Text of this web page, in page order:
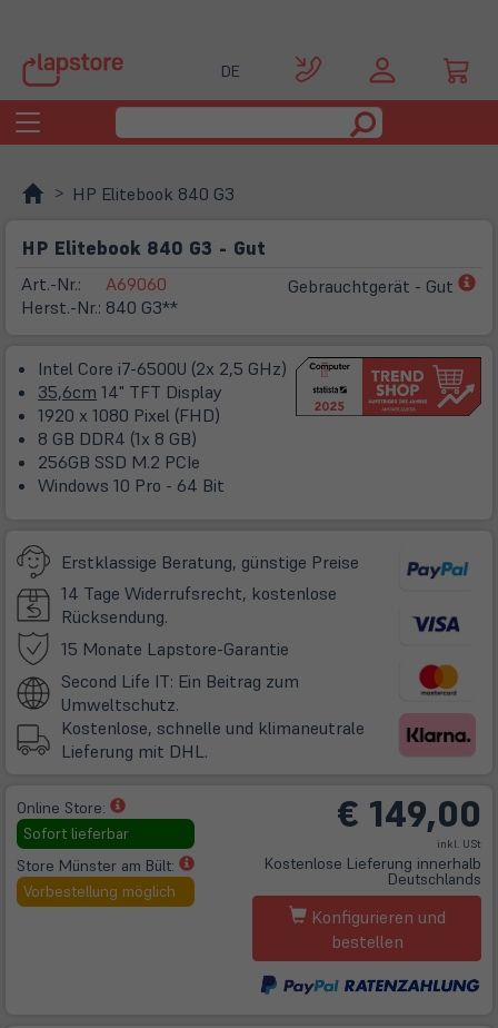
DE
Toggle
navigation
HP Elitebook 840 G3
HP Elitebook 840 G3 - Gut
Art.-Nr.:
Herst.-Nr.:
A69060
840 G3**
Gebrauchtgerät - Gut
Intel Core i7-6500U (2x 2,5 GHz)
35,6cm 14" TFT Display
1920 x 1080 Pixel (FHD)
8 GB DDR4 (1x 8 GB)
256GB SSD M.2 PCIe
Windows 10 Pro - 64 Bit
Erstklassige Beratung, günstige Preise
14 Tage Widerrufsrecht, kostenlose
Rücksendung.
15 Monate Lapstore-Garantie
neuem
Second Life IT: Ein Beitrag zum
Umweltschutz.
Kostenlose, schnelle und klimaneutrale
Lieferung mit DHL.
Online Store:
(öffnet
in
neuem
Tab)
Sofort lieferbar
Store Münster am Bült:
(öffnet
in
neuem
Vorbestellung möglich
€ 149,00
inkl. USt
Kostenlose Lieferung innerhalb
Deutschlands
Konfigurieren und
bestellen